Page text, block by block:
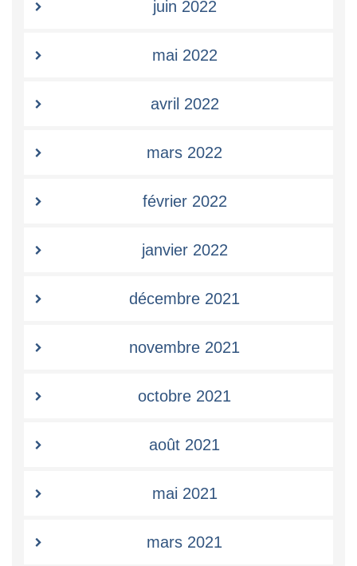
juin 2022
mai 2022
avril 2022
mars 2022
février 2022
janvier 2022
décembre 2021
novembre 2021
octobre 2021
août 2021
mai 2021
mars 2021